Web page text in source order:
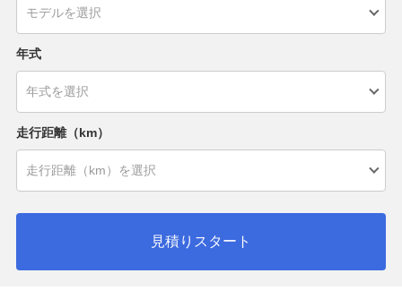
年式
走行距離（km）
見積りスタート